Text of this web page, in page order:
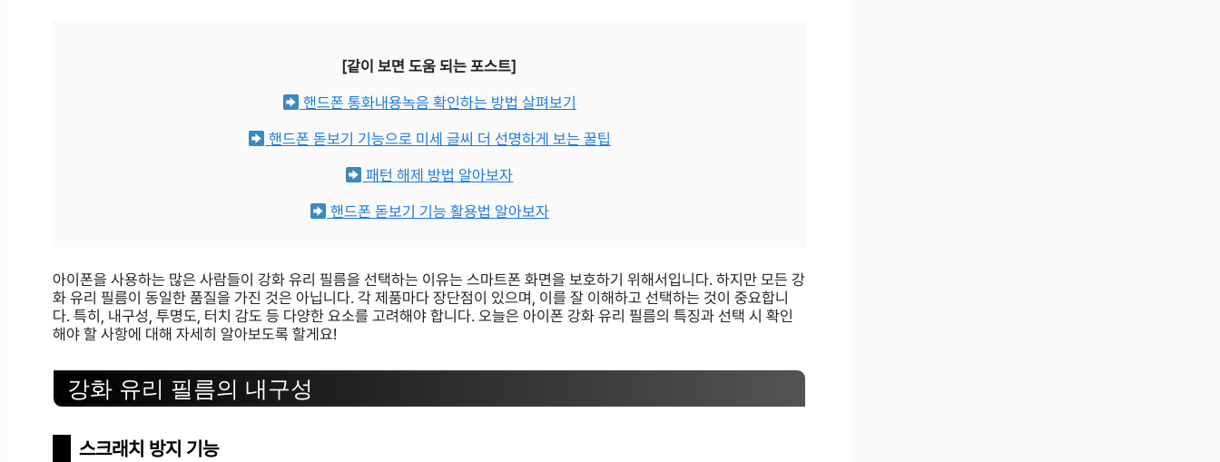
[같이 보면 도움 되는 포스트]
핸드폰 통화내용녹음 확인하는 방법 살펴보기
핸드폰 돋보기 기능으로 미세 글씨 더 선명하게 보는 꿀팁
패턴 해제 방법 알아보자
핸드폰 돋보기 기능 활용법 알아보자
아이폰을 사용하는 많은 사람들이 강화 유리 필름을 선택하는 이유는 스마트폰 화면을 보호하기 위해서입니다. 하지만 모든 강
화 유리 필름이 동일한 품질을 가진 것은 아닙니다. 각 제품마다 장단점이 있으며, 이를 잘 이해하고 선택하는 것이 중요합니
다. 특히, 내구성, 투명도, 터치 감도 등 다양한 요소를 고려해야 합니다. 오늘은 아이폰 강화 유리 필름의 특징과 선택 시 확인
해야 할 사항에 대해 자세히 알아보도록 할게요!
강화 유리 필름의 내구성
스크래치 방지 기능